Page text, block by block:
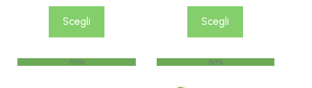
Scegli Scegli
-50% -50%